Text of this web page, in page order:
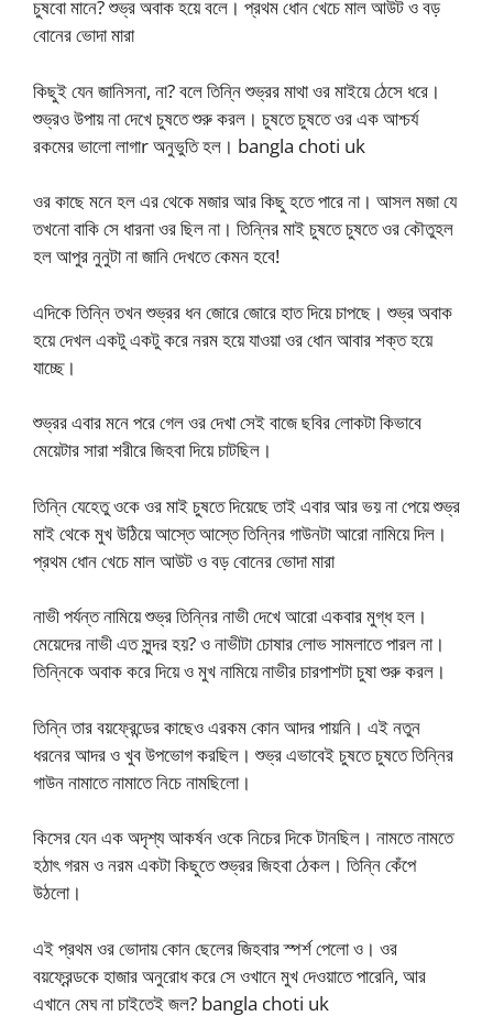
চুষবো মানে? শুভ্র অবাক হয়ে বলে। প্রথম ধোন খেচে মাল আউট ও বড়
বোনের ভোদা মারা
কিছুই যেন জানিসনা, না? বলে তিন্নি শুভ্রর মাথা ওর মাইয়ে ঠেসে ধরে।
শুভ্রও উপায় না দেখে চুষতে শুরু করল। চুষতে চুষতে ওর এক আশ্চর্য
রকমের ভালো লাগাr অনুভুতি হল। bangla choti uk
ওর কাছে মনে হল এর থেকে মজার আর কিছু হতে পারে না। আসল মজা যে
তখনো বাকি সে ধারনা ওর ছিল না। তিন্নির মাই চুষতে চুষতে ওর কৌতুহল
হল আপুর নুনুটা না জানি দেখতে কেমন হবে!
এদিকে তিন্নি তখন শুভ্রর ধন জোরে জোরে হাত দিয়ে চাপছে। শুভ্র অবাক
হয়ে দেখল একটু একটু করে নরম হয়ে যাওয়া ওর ধোন আবার শক্ত হয়ে
যাচ্ছে।
শুভ্রর এবার মনে পরে গেল ওর দেখা সেই বাজে ছবির লোকটা কিভাবে
মেয়েটার সারা শরীরে জিহবা দিয়ে চাটছিল।
তিন্নি যেহেতু ওকে ওর মাই চুষতে দিয়েছে তাই এবার আর ভয় না পেয়ে শুভ্র
মাই থেকে মুখ উঠিয়ে আস্তে আস্তে তিন্নির গাউনটা আরো নামিয়ে দিল।
প্রথম ধোন খেচে মাল আউট ও বড় বোনের ভোদা মারা
নাভী পর্যন্ত নামিয়ে শুভ্র তিন্নির নাভী দেখে আরো একবার মুগ্ধ হল।
মেয়েদের নাভী এত সুন্দর হয়? ও নাভীটা চোষার লোভ সামলাতে পারল না।
তিন্নিকে অবাক করে দিয়ে ও মুখ নামিয়ে নাভীর চারপাশটা চুষা শুরু করল।
তিন্নি তার বয়ফ্রেন্ডের কাছেও এরকম কোন আদর পায়নি। এই নতুন
ধরনের আদর ও খুব উপভোগ করছিল। শুভ্র এভাবেই চুষতে চুষতে তিন্নির
গাউন নামাতে নামাতে নিচে নামছিলো।
কিসের যেন এক অদৃশ্য আকর্ষন ওকে নিচের দিকে টানছিল। নামতে নামতে
হঠাৎ গরম ও নরম একটা কিছুতে শুভ্রর জিহবা ঠেকল। তিন্নি কেঁপে
উঠলো।
এই প্রথম ওর ভোদায় কোন ছেলের জিহবার স্পর্শ পেলো ও। ওর
বয়ফ্রেন্ডকে হাজার অনুরোধ করে সে ওখানে মুখ দেওয়াতে পারেনি, আর
এখানে মেঘ না চাইতেই জল? bangla choti uk